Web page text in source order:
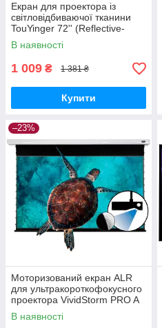
Екран для проектора із
світловідбиваючої тканини
TouYinger 72'' (Reflective-
Fabric-Screen-72''_599)
В наявності
1 009 ₴ 1 381 ₴
Купити
–23%
Моторизований екран ALR
для ультракороткофокусного
проектора VividStorm PRO A
120" (White) білий (PRO-A-
120"-(White)_69550)
В наявності